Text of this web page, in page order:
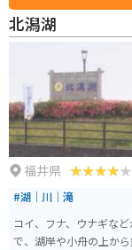
銘菓や地酒、工芸品なども販売されて
さかいは、日本海沿岸
休憩場所としても最適
イクを停めることができます。 周辺には、東尋坊や雄島など
光スポットも点在して
のも良いでしょう。
北潟湖
福井県
#湖｜川｜滝
コイ、フナ、ウナギな
で、湖岸や小舟の上か